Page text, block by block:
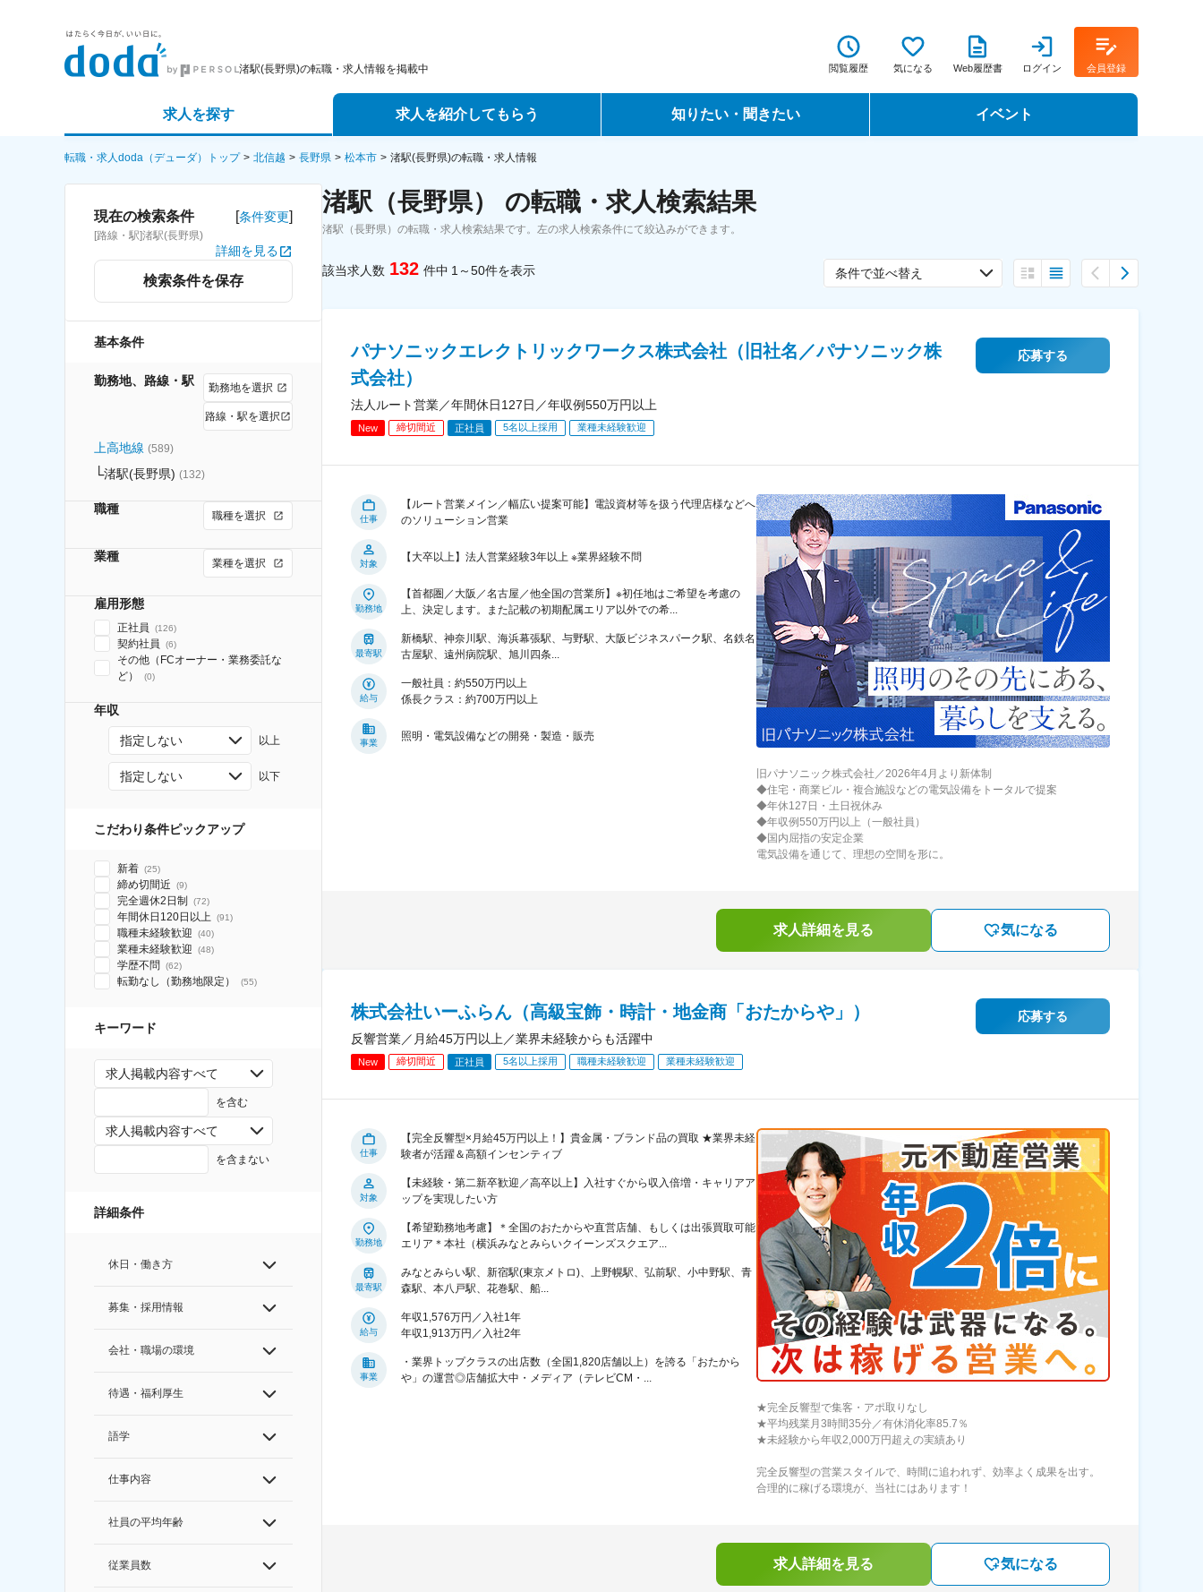
渚駅(長野県)の転職・求人情報を掲載中 閲覧履歴 気になる Web履歴書 ログイン 会員登録
求人を探す
詳細条件から探す
求人特集から探す
求人を紹介してもらう
エージェントサービス
スカウトサービス
知りたい・聞きたい
データで見る転職
イベント
転職・求人doda（デューダ）トップ 北信越 長野県 松本市 渚駅(長野県)の転職・求人情報
現在の検索条件 [条件変更]
[路線・駅]渚駅(長野県)
詳細を見る
検索条件を保存
基本条件
勤務地、路線・駅 勤務地を選択
路線・駅を選択
上高地線 (589)
渚駅(長野県) (132)
職種 職種を選択
業種 業種を選択
雇用形態
正社員 (126)
契約社員 (6)
その他（FCオーナー・業務委託な
ど）
(0)
年収
指定しない 以上
指定しない 以下
こだわり条件ピックアップ
新着 (25)
締め切間近 (9)
完全週休2日制 (72)
年間休日120日以上 (91)
職種未経験歓迎 (40)
業種未経験歓迎 (48)
学歴不問 (62)
転勤なし（勤務地限定） (55)
キーワード
求人掲載内容すべて
を含む
求人掲載内容すべて
を含まない
詳細条件
休日・働き方
募集・採用情報
会社・職場の環境
待遇・福利厚生
語学
仕事内容
社員の平均年齢
従業員数
渚駅（長野県） の転職・求人検索結果
渚駅（長野県）の転職・求人検索結果です。左の求人検索条件にて絞込みができます。
該当求人数 132 件中 1～50件を表示 条件で並べ替え
パナソニックエレクトリックワークス株式会社（旧社名／パナソニック株
式会社）
法人ルート営業／年間休日127日／年収例550万円以上
New 締切間近 正社員 5名以上採用 業種未経験歓迎
応募する
仕事
【ルート営業メイン／幅広い提案可能】電設資材等を扱う代理店様などへ
のソリューション営業
対象
【大卒以上】法人営業経験3年以上 ※業界経験不問
勤務地
【首都圏／大阪／名古屋／他全国の営業所】※初任地はご希望を考慮の
上、決定します。また記載の初期配属エリア以外での希...
最寄駅
新橋駅、神奈川駅、海浜幕張駅、与野駅、大阪ビジネスパーク駅、名鉄名
古屋駅、遠州病院駅、旭川四条...
給与
一般社員：約550万円以上
係長クラス：約700万円以上
事業
照明・電気設備などの開発・製造・販売
旧パナソニック株式会社／2026年4月より新体制
◆住宅・商業ビル・複合施設などの電気設備をトータルで提案
◆年休127日・土日祝休み
◆年収例550万円以上（一般社員）
◆国内屈指の安定企業
電気設備を通じて、理想の空間を形に。
求人詳細を見る 気になる
株式会社いーふらん（高級宝飾・時計・地金商「おたからや」）
反響営業／月給45万円以上／業界未経験からも活躍中
New 締切間近 正社員 5名以上採用 職種未経験歓迎 業種未経験歓迎
応募する
仕事
【完全反響型×月給45万円以上！】貴金属・ブランド品の買取 ★業界未経
験者が活躍＆高額インセンティブ
対象
【未経験・第二新卒歓迎／高卒以上】入社すぐから収入倍増・キャリアア
ップを実現したい方
勤務地
【希望勤務地考慮】＊全国のおたからや直営店舗、もしくは出張買取可能
エリア＊本社（横浜みなとみらいクイーンズスクエア...
最寄駅
みなとみらい駅、新宿駅(東京メトロ)、上野幌駅、弘前駅、小中野駅、青
森駅、本八戸駅、花巻駅、船...
給与
年収1,576万円／入社1年
年収1,913万円／入社2年
事業
・業界トップクラスの出店数（全国1,820店舗以上）を誇る「おたから
や」の運営◎店舗拡大中・メディア（テレビCM・...
★完全反響型で集客・アポ取りなし
★平均残業月3時間35分／有休消化率85.7％
★未経験から年収2,000万円超えの実績あり
完全反響型の営業スタイルで、時間に追われず、効率よく成果を出す。
合理的に稼げる環境が、当社にはあります！
求人詳細を見る 気になる